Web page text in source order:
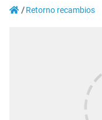
Retorno recambios